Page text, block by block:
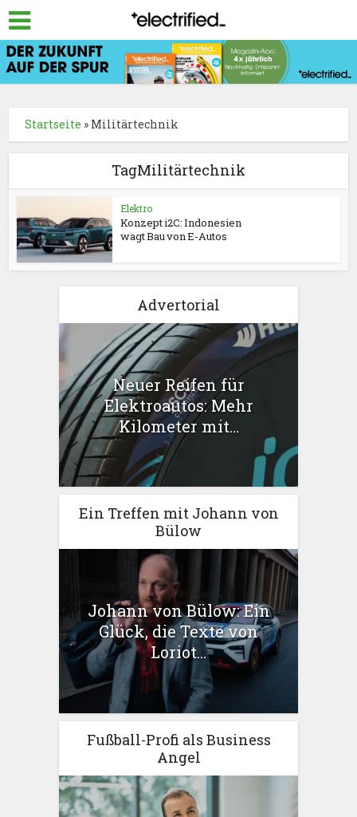
Startseite » Militärtechnik
TagMilitärtechnik
Elektro
Konzept i2C: Indonesien
wagt Bau von E-Autos
Advertorial
Neuer Reifen für
Elektroautos: Mehr
Kilometer mit...
Ein Treffen mit Johann von
Bülow
Johann von Bülow: Ein
Glück, die Texte von
Loriot...
Fußball-Profi als Business
Angel